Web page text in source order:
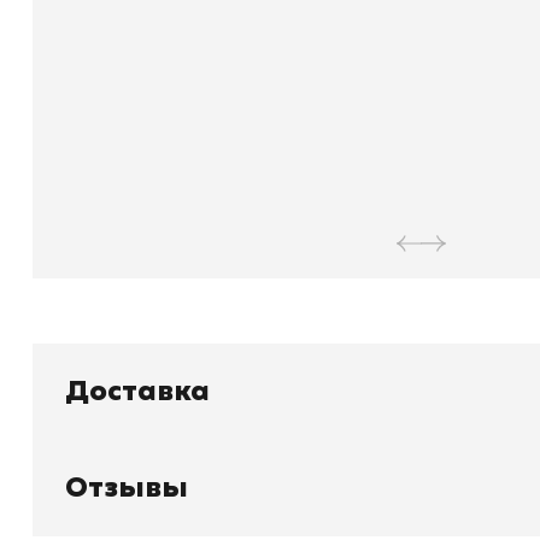
Доставка
Отзывы